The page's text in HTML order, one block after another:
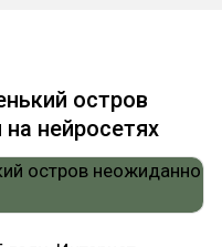
остров
нейросетях